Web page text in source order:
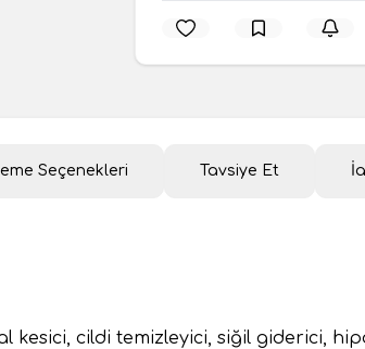
Seçenekleri Tavsiye Et
kesici, cildi temizleyici, siğil giderici,